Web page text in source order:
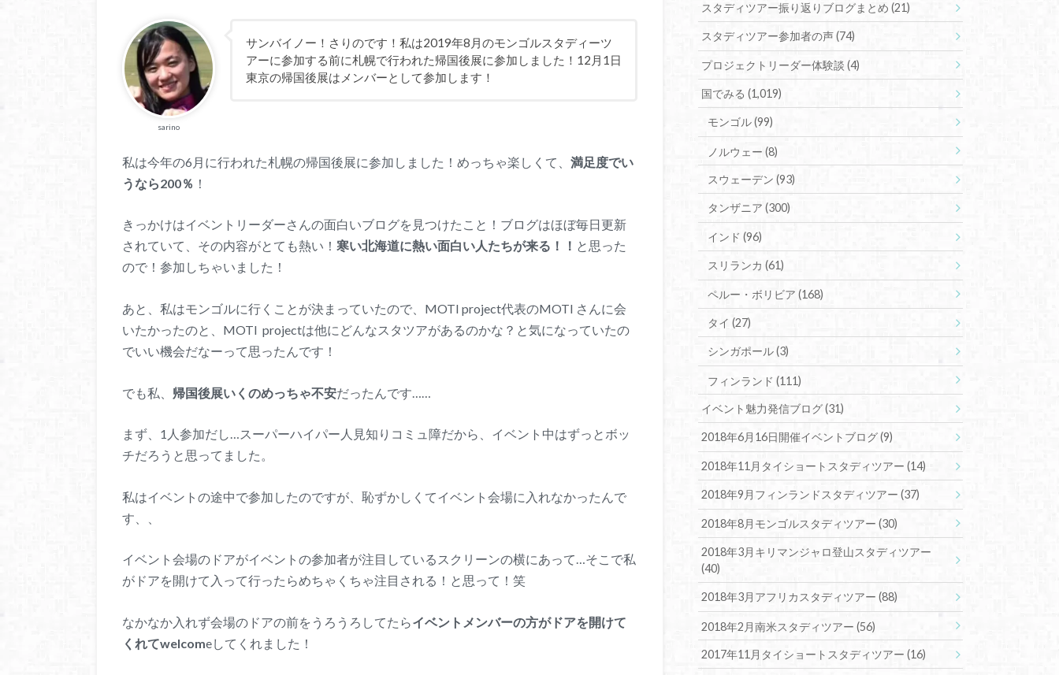
sarino
サンバイノー！さりのです！私は2019年8月のモンゴルスタディーツ
アーに参加する前に札幌で行われた帰国後展に参加しました！12月1日
東京の帰国後展はメンバーとして参加します！
私は今年の6月に行われた札幌の帰国後展に参加しました！めっちゃ楽しくて、 満足度でい
うなら200％ ！
きっかけはイベントリーダーさんの面白いブログを見つけたこと！ブログはほぼ毎日更新
されていて、その内容がとても熱い！ 寒い北海道に熱い面白い人たちが来る！！ と思った
ので！参加しちゃいました！
あと、私はモンゴルに行くことが決まっていたので、MOTI project代表のMOTI さんに会
いたかったのと、MOTI projectは他にどんなスタツアがあるのかな？と気になっていたの
でいい機会だなーって思ったんです！
でも私、 帰国後展いくのめっちゃ不安だったんです……
まず、1人参加だし…スーパーハイパー人見知りコミュ障だから、イベント中はずっとボッ
チだろうと思ってました。
私はイベントの途中で参加したのですが、恥ずかしくてイベント会場に入れなかったんで
す、、
イベント会場のドアがイベントの参加者が注目しているスクリーンの横にあって…そこで私
がドアを開けて入って行ったらめちゃくちゃ注目される！と思って！笑
なかなか入れず会場のドアの前をうろうろしてたらイベントメンバーの方がドアを開けて
くれてwelcomeしてくれました！
スタディツアー振り返りブログまとめ(21)
スタディツアー参加者の声(74)
プロジェクトリーダー体験談(4)
国でみる(1,019)
モンゴル(99)
ノルウェー (8)
スウェーデン (93)
タンザニア (300)
インド (96)
スリランカ (61)
ペルー・ボリビア (168)
タイ (27)
シンガポール(3)
フィンランド (111)
イベント魅力発信ブログ(31)
2018年6月16日開催イベントブログ(9)
2018年11月タイショートスタディツアー(14)
2018年9月フィンランドスタディツアー(37)
2018年8月モンゴルスタディツアー(30)
2018年3月キリマンジャロ登山スタディツアー
(40)
2018年3月アフリカスタディツアー(88)
2018年2月南米スタディツアー(56)
2017年11月タイショートスタディツアー(16)